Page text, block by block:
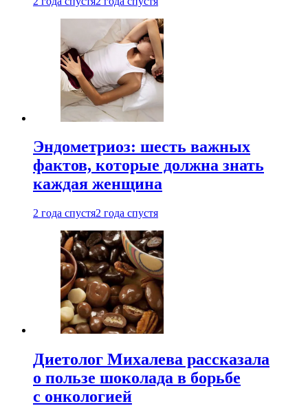
Эндометриоз: шесть важных
фактов, которые должна знать
каждая женщина
2 года спустя2 года спустя
Диетолог Михалева рассказала
о пользе шоколада в борьбе
с онкологией